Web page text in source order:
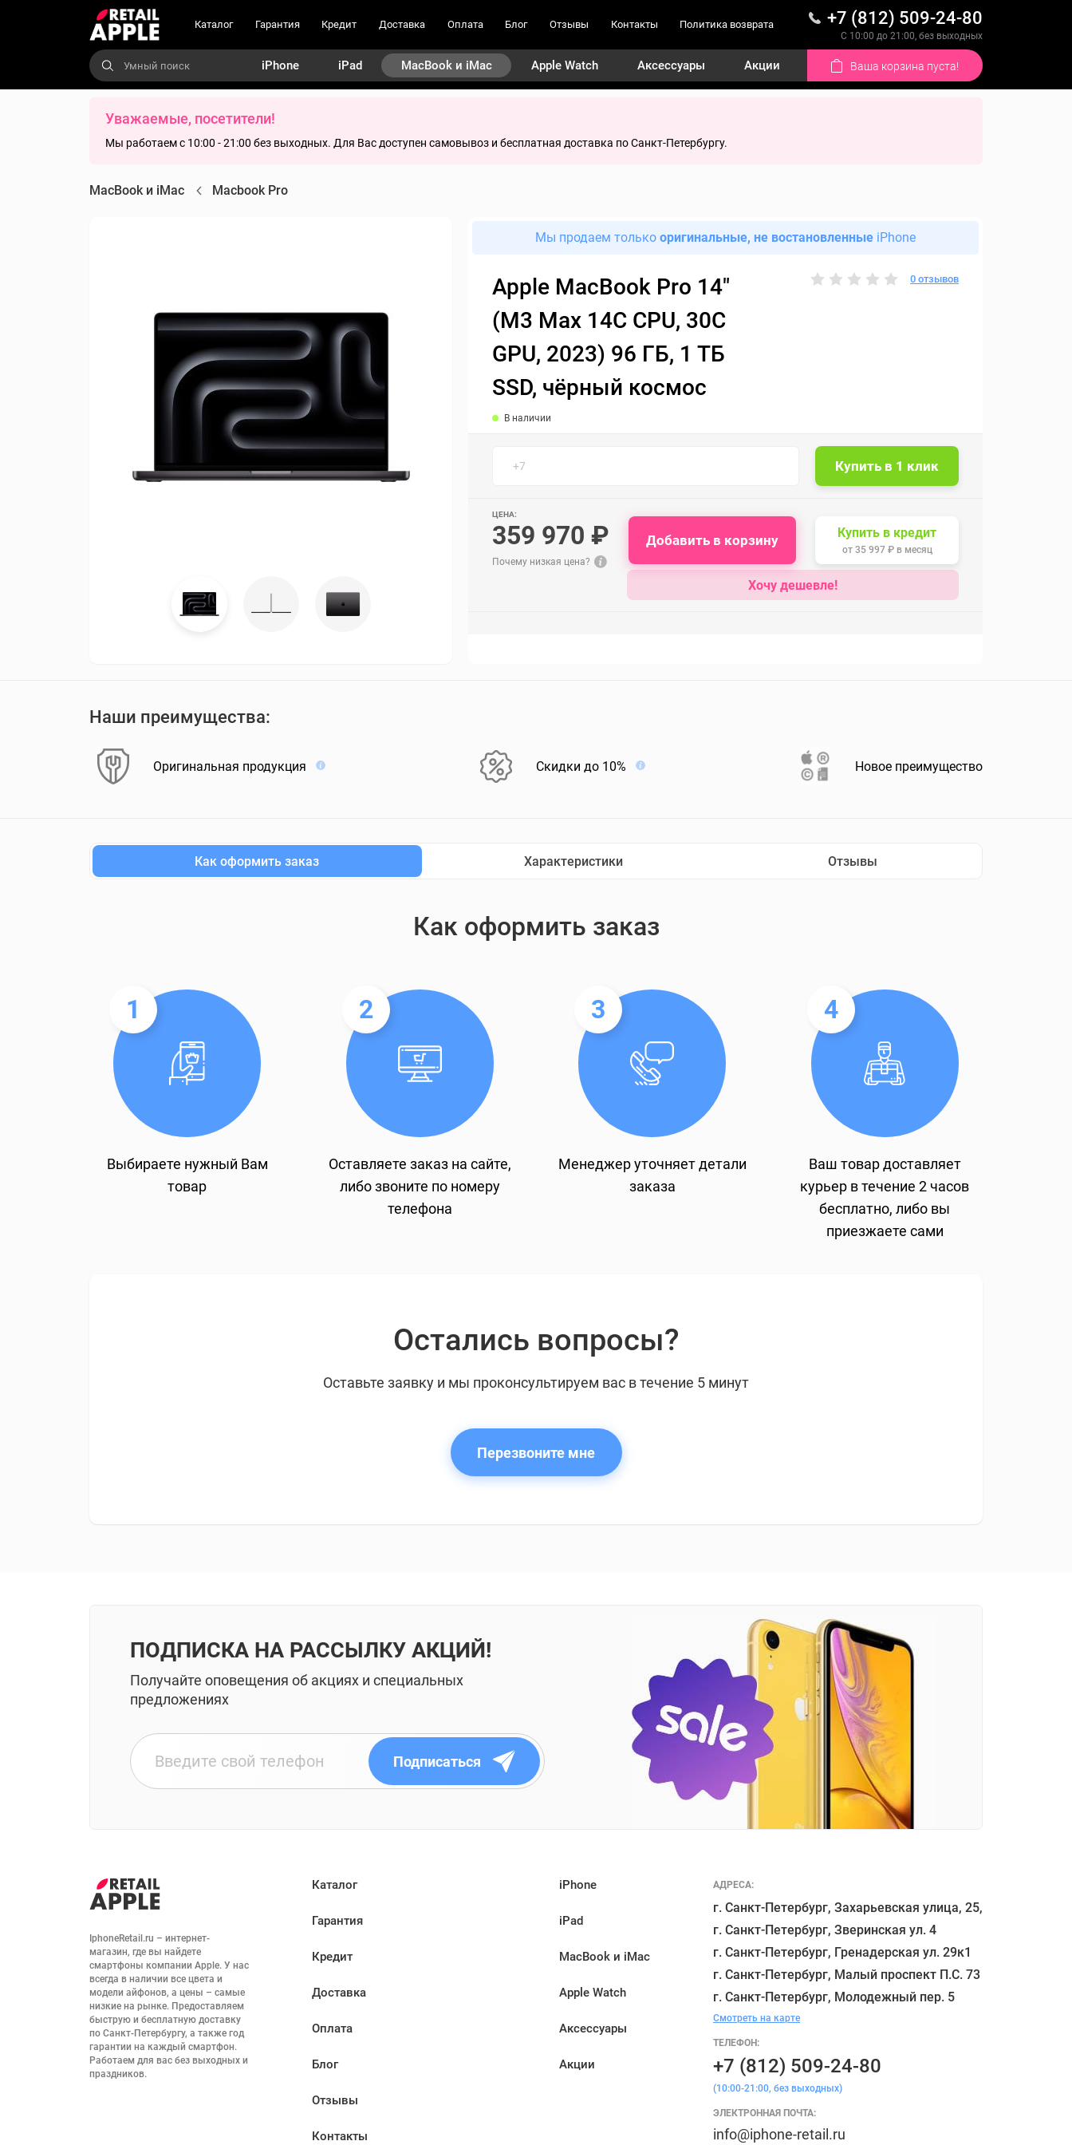
Каталог Гарантия Кредит Доставка Оплата Блог Отзывы Контакты Политика возврата +7 (812) 509-24-80
С 10:00 до 21:00, без выходных
iPhone iPad MacBook и iMac Apple Watch Аксессуары Акции Ваша корзина пуста!
Уважаемые, посетители!
Мы работаем с 10:00 - 21:00 без выходных. Для Вас доступен самовывоз и бесплатная доставка по Санкт-Петербургу.
MacBook и iMac Macbook Pro
Мы продаем только оригинальные, не востановленные iPhone
Apple MacBook Pro 14"
(M3 Max 14C CPU, 30C
GPU, 2023) 96 ГБ, 1 ТБ
SSD, чёрный космос
0 отзывов
В наличии
ЦЕНА:
359 970 ₽
Почему низкая цена?
Добавить в корзину Купить в кредит
от 35 997 ₽в месяц
Хочу дешевле!
Наши преимущества:
Оригинальная продукция Скидки до 10% Новое преимущество
Как оформить заказ Характеристики Отзывы
Как оформить заказ
1
Выбираете нужный Вам
товар
2
Оставляете заказ на сайте,
либо звоните по номеру
телефона
3
Менеджер уточняет детали
заказа
4
Ваш товар доставляет
курьер в течение 2 часов
бесплатно, либо вы
приезжаете сами
Остались вопросы?
Оставьте заявку и мы проконсультируем вас в течение 5 минут
Перезвоните мне
ПОДПИСКА НА РАССЫЛКУ АКЦИЙ!
Получайте оповещения об акциях и специальных
предложениях
Подписаться
IphoneRetail.ru – интернет-
магазин, где вы найдете
смартфоны компании Apple. У нас
всегда в наличии все цвета и
модели айфонов, а цены – самые
низкие на рынке. Предоставляем
быструю и бесплатную доставку
по Санкт-Петербургу, а также год
гарантии на каждый смартфон.
Работаем для вас без выходных и
праздников.
Каталог
Гарантия
Кредит
Доставка
Оплата
Блог
Отзывы
Контакты
iPhone
iPad
MacBook и iMac
Apple Watch
Аксессуары
Акции
АДРЕСА:
г. Санкт-Петербург, Захарьевская улица, 25,
г. Санкт-Петербург, Зверинская ул. 4
г. Санкт-Петербург, Гренадерская ул. 29к1
г. Санкт-Петербург, Малый проспект П.С. 73
Смотреть на карте
ТЕЛЕФОН:
+7 (812) 509-24-80
(10:00-21:00, без выходных)
ЭЛЕКТРОННАЯ ПОЧТА:
info@iphone-retail.ru